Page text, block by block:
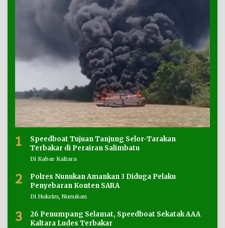
1
Speedboat Tujuan Tanjung Selor-Tarakan
Terbakar di Perairan Salimbatu
Di Kabar Kaltara
2
Polres Nunukan Amankan 3 Diduga Pelaku
Penyebaran Konten SARA
Di Hukrim, Nunukan
3
26 Penumpang Selamat, Speedboat Sekatak AAA
Kaltara Ludes Terbakar